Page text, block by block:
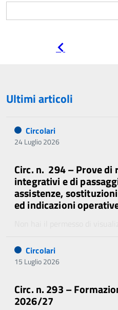
Ultimi articoli
Circolari
24 Luglio 2026
Circ. n. 294 – Prove di
integrativi e di
assistenze,
ed indicazioni
Circolari
15 Luglio 2026
Circ. n. 293 –
2026/27